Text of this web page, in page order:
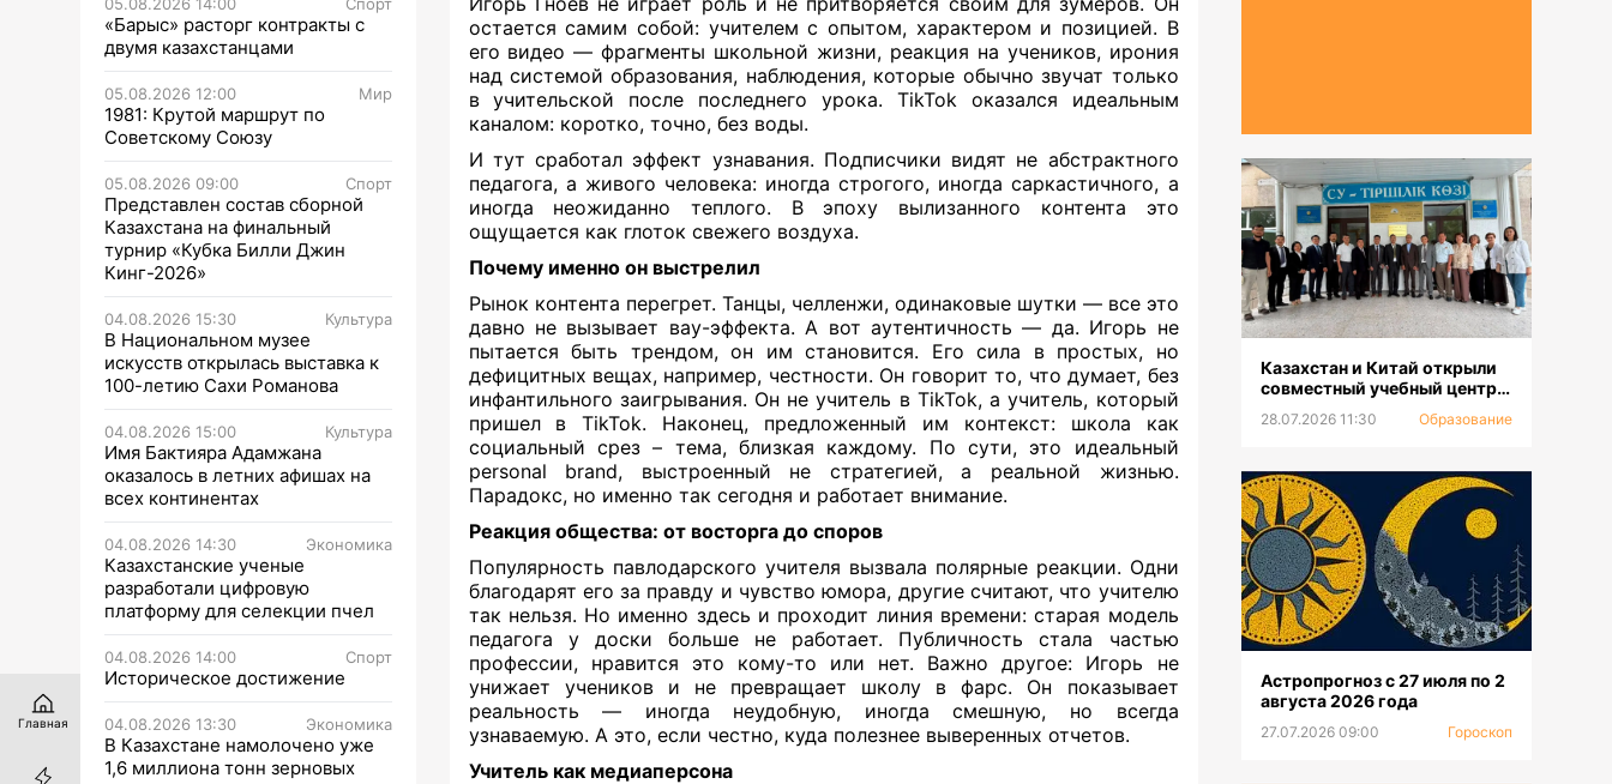
«Барыс» расторг контракты с
двумя казахстанцами
05.08.2026 12:00 Мир
1981: Крутой маршрут по
Советскому Союзу
05.08.2026 09:00 Спорт
Представлен состав сборной
Казахстана на финальный
турнир «Кубка Билли Джин
Кинг-2026»
04.08.2026 15:30 Культура
В Национальном музее
искусств открылась выставка к
100-летию Сахи Романова
04.08.2026 15:00 Культура
Имя Бактияра Адамжана
оказалось в летних афишах на
всех континентах
04.08.2026 14:30 Экономика
Казахстанские ученые
разработали цифровую
платформу для селекции пчел
04.08.2026 14:00 Спорт
Историческое достижение
04.08.2026 13:30 Экономика
В Казахстане намолочено уже
1,6 миллиона тонн зерновых
остается самим собой: учителем с опытом, характером и позицией. В
его видео — фрагменты школьной жизни, реакция на учеников, ирония
над системой образования, наблюдения, которые обычно звучат только
в учительской после последнего урока. TikTok оказался идеальным
каналом: коротко, точно, без воды.
И тут сработал эффект узнавания. Подписчики видят не абстрактного
педагога, а живого человека: иногда строгого, иногда саркастичного, а
иногда неожиданно теплого. В эпоху вылизанного контента это
ощущается как глоток свежего воздуха.
Почему именно он выстрелил
Рынок контента перегрет. Танцы, челленжи, одинаковые шутки — все это
давно не вызывает вау-эффекта. А вот аутентичность — да. Игорь не
пытается быть трендом, он им становится. Его сила в простых, но
дефицитных вещах, например, честности. Он говорит то, что думает, без
инфантильного заигрывания. Он не учитель в TikTok, а учитель, который
пришел в TikTok. Наконец, предложенный им контекст: школа как
социальный срез – тема, близкая каждому. По сути, это идеальный
personal brand, выстроенный не стратегией, а реальной жизнью.
Парадокс, но именно так сегодня и работает внимание.
Реакция общества: от восторга до споров
Популярность павлодарского учителя вызвала полярные реакции. Одни
благодарят его за правду и чувство юмора, другие считают, что учителю
так нельзя. Но именно здесь и проходит линия времени: старая модель
педагога у доски больше не работает. Публичность стала частью
профессии, нравится это кому-то или нет. Важно другое: Игорь не
унижает учеников и не превращает школу в фарс. Он показывает
реальность — иногда неудобную, иногда смешную, но всегда
узнаваемую. А это, если честно, куда полезнее выверенных отчетов.
Учитель как медиаперсона
Казахстан и Китай открыли
совместный учебный центр
квалификации и
28.07.2026 11:30 Образование
Астропрогноз с 27 июля по 2
августа 2026 года
27.07.2026 09:00 Гороскоп
Главная